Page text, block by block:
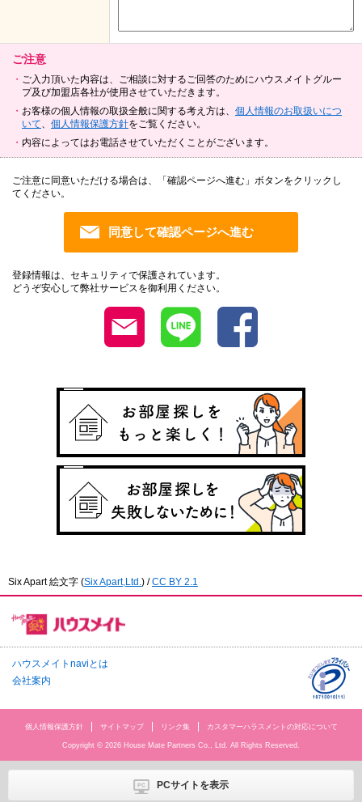
ご注意
ご入力頂いた内容は、ご相談に対するご回答のためにハウスメイトグルー
プ及び加盟店各社が使用させていただきます。
お客様の個人情報の取扱全般に関する考え方は、 個人情報のお取扱いにつ
いて
個人情報保護方針をご覧ください。
内容によってはお電話させていただくことがございます。
ご注意に同意いただける場合は、「確認ページへ進む」ボタンをクリックし
てください。
登録情報は、セキュリティで保護されています。
どうぞ安心して弊社サービスを御利用ください。
Six Apart 絵文字 (Six Apart,Ltd. ) /CC BY 2.1
ハウスメイトnaviとは
会社案内
個人情報保護方針 サイトマップ リンク集 カスタマーハラスメントの対応について
Copyright © 2026 House Mate Partners Co., Ltd. All Rights Reserved.
PCサイトを表示